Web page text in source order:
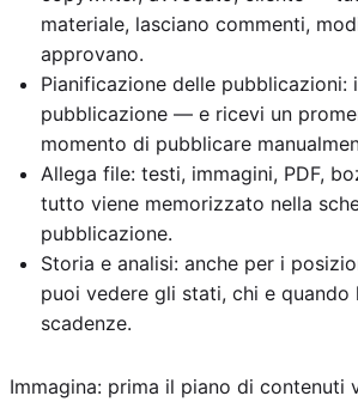
materiale, lasciano commenti,
approvano.
Pianificazione delle pubblicazioni:
pubblicazione — e ricevi un
momento di pubblicare
Allega file: testi, immagini, PDF,
tutto viene memorizzato nella
pubblicazione.
Storia e analisi: anche per i
puoi vedere gli stati, chi e quando
scadenze.
Immagina: prima il piano di contenuti